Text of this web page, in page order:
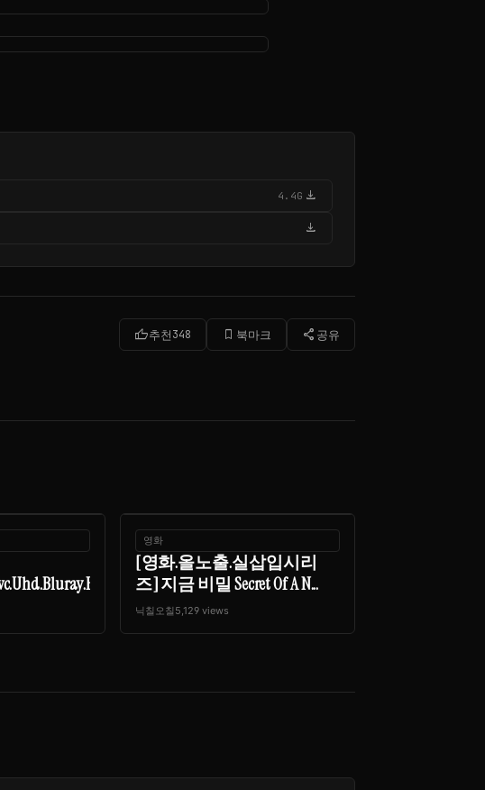
4.4G download
download
thumb_up추천348 bookmark_border 북마크 share 공유
영화
[영화.올노출.실삽입시리
즈] 지금 비밀 Secret Of A N...
닉칠오칠 5,129 views